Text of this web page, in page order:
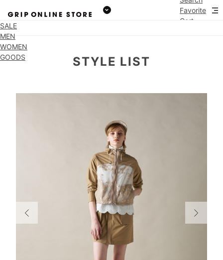
Favorite
Cart
SALE
MEN
WOMEN
GOODS
STYLE LIST